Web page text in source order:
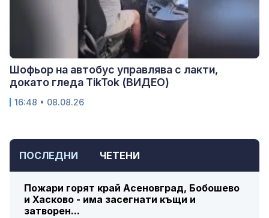
ПОСЛЕДНИ ЧЕТЕНИ
Пожари горят край Асеновград, Бобошево
и Хасково - има засегнати къщи и
затворен...
Шофьор на автобус управлява с лакти,
докато гледа TikTok (ВИДЕО)
16:48 • 08.08.26